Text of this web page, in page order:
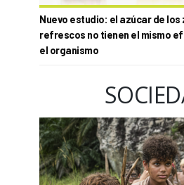
Nuevo estudio: el azúcar de los
refrescos no tienen el mismo
el organismo